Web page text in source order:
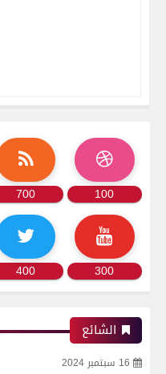
100
700
300
400
الشائع
16 سبتمبر 2024